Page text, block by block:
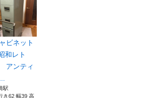
ビネット
和レト
アンティ
駅
き62 幅39 高